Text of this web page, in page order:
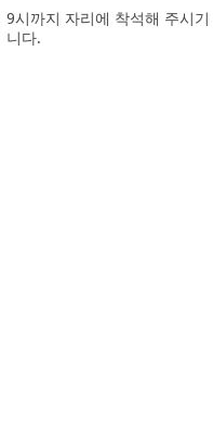
9시까지 자리에 착석해 주시
니다.